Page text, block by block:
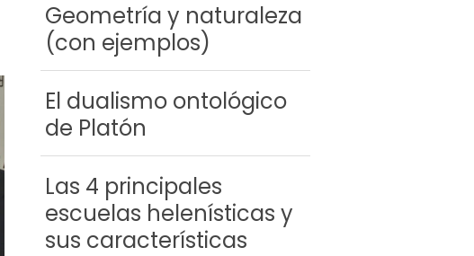
Geometría y naturaleza
(con ejemplos)
El dualismo ontológico
de Platón
Las 4 principales
escuelas helenísticas y
sus características